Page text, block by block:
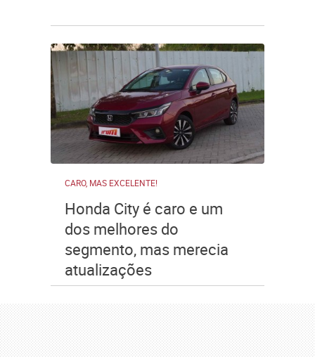
CARO, MAS EXCELENTE!
Honda City é caro e um
dos melhores do
segmento, mas merecia
atualizações